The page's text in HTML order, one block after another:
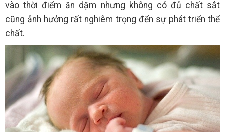
vào thời điểm ăn dặm nhưng không có đủ chất sắt
cũng ảnh hưởng rất nghiêm trọng đến sự phát triển thể
chất.